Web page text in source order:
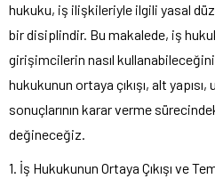
hukuku, iş ilişkileriyle ilgili yasal
bir disiplindir. Bu makalede, iş
girişimcilerin nasıl kullanabileceğini
hukukunun ortaya çıkışı, alt
sonuçlarının karar verme
değineceğiz.
1. İş Hukukunun Ortaya Çıkışı ve